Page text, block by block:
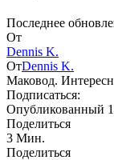
Последнее
От
Dennis K.
ОтDennis K.
Маковод.
Подписаться:
Опубликованный
Поделиться
3 Мин.
Поделиться